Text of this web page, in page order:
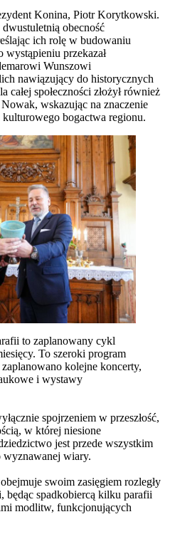
Konina, Piotr Korytkowski.
dwustuletnią obecność
ich rolę w budowaniu
przekazał
Wunszowi
nawiązujący do historycznych
społeczności złożył również
wskazując na znaczenie
bogactwa regionu.
to zaplanowany cykl
To szeroki program
kolejne koncerty,
i wystawy
spojrzeniem w przeszłość,
w której niesione
jest przede wszystkim
wyznawanej wiary.
swoim zasięgiem rozległy
będąc spadkobiercą kilku parafii
modlitw, funkcjonujących